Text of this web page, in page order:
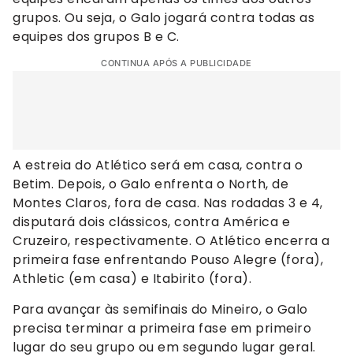
grupos. Ou seja, o Galo jogará contra todas as
equipes dos grupos B e C.
CONTINUA APÓS A PUBLICIDADE
A estreia do Atlético será em casa, contra o
Betim. Depois, o Galo enfrenta o North, de
Montes Claros, fora de casa. Nas rodadas 3 e 4,
disputará dois clássicos, contra América e
Cruzeiro, respectivamente. O Atlético encerra a
primeira fase enfrentando Pouso Alegre (fora),
Athletic (em casa) e Itabirito (fora).
Para avançar às semifinais do Mineiro, o Galo
precisa terminar a primeira fase em primeiro
lugar do seu grupo ou em segundo lugar geral.